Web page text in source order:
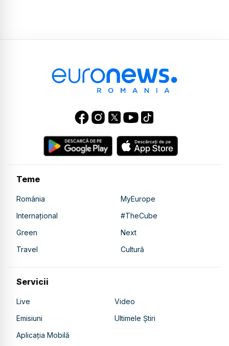
Teme
România
MyEurope
Internațional
#TheCube
Green
Next
Travel
Cultură
Servicii
Live
Video
Emisiuni
Ultimele Știri
Aplicația Mobilă